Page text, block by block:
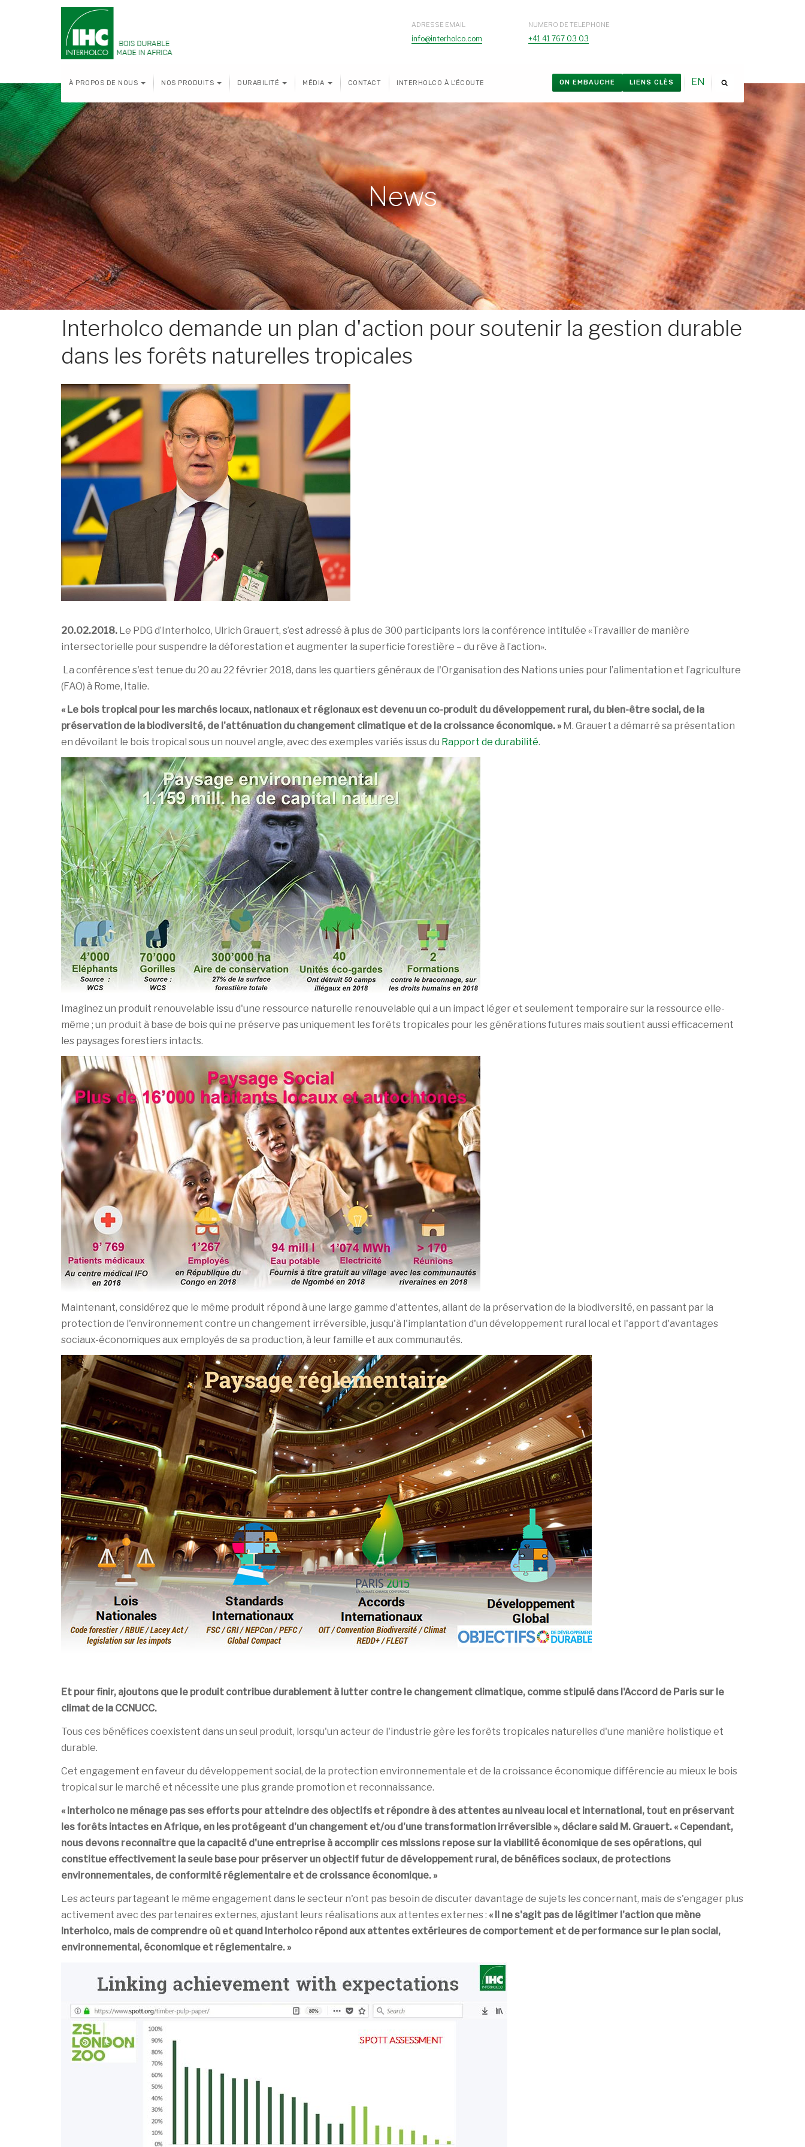
ADRESSE EMAIL
info@interholco.com
NUMERO DE TELEPHONE
+41 41 767 03 03
À PROPOS DE NOUS NOS PRODUITS DURABILITÉ MÉDIA CONTACT INTERHOLCO À L'ÉCOUTE EN
ON EMBAUCHE LIENS CLÈS
News
Interholco demande un plan d'action pour soutenir la gestion durable
dans les forêts naturelles tropicales
20.02.2018. Le PDG d’Interholco, Ulrich Grauert, s’est adressé à plus de 300 participants lors la conférence intitulée «Travailler de manière
intersectorielle pour suspendre la déforestation et augmenter la superficie forestière – du rêve à l’action».
La conférence s'est tenue du 20 au 22 février 2018, dans les quartiers généraux de l'Organisation des Nations unies pour l’alimentation et l’agriculture
(FAO) à Rome, Italie.
« Le bois tropical pour les marchés locaux, nationaux et régionaux est devenu un co-produit du développement rural, du bien-être social, de la
préservation de la biodiversité, de l'atténuation du changement climatique et de la croissance économique. » M. Grauert a démarré sa présentation
en dévoilant le bois tropical sous un nouvel angle, avec des exemples variés issus du Rapport de durabilité.
Imaginez un produit renouvelable issu d'une ressource naturelle renouvelable qui a un impact léger et seulement temporaire sur la ressource elle-
même ; un produit à base de bois qui ne préserve pas uniquement les forêts tropicales pour les générations futures mais soutient aussi efficacement
les paysages forestiers intacts.
Maintenant, considérez que le même produit répond à une large gamme d'attentes, allant de la préservation de la biodiversité, en passant par la
protection de l'environnement contre un changement irréversible, jusqu'à l'implantation d'un développement rural local et l'apport d'avantages
sociaux-économiques aux employés de sa production, à leur famille et aux communautés.
Et pour finir, ajoutons que le produit contribue durablement à lutter contre le changement climatique, comme stipulé dans l'Accord de Paris sur le
climat de la CCNUCC.
Tous ces bénéfices coexistent dans un seul produit, lorsqu'un acteur de l'industrie gère les forêts tropicales naturelles d'une manière holistique et
durable.
Cet engagement en faveur du développement social, de la protection environnementale et de la croissance économique différencie au mieux le bois
tropical sur le marché et nécessite une plus grande promotion et reconnaissance.
« Interholco ne ménage pas ses efforts pour atteindre des objectifs et répondre à des attentes au niveau local et international, tout en préservant
les forêts intactes en Afrique, en les protégeant d'un changement et/ou d'une transformation irréversible », déclare said M. Grauert. « Cependant,
nous devons reconnaître que la capacité d'une entreprise à accomplir ces missions repose sur la viabilité économique de ses opérations, qui
constitue effectivement la seule base pour préserver un objectif futur de développement rural, de bénéfices sociaux, de protections
environnementales, de conformité réglementaire et de croissance économique. »
Les acteurs partageant le même engagement dans le secteur n'ont pas besoin de discuter davantage de sujets les concernant, mais de s'engager plus
activement avec des partenaires externes, ajustant leurs réalisations aux attentes externes : « Il ne s'agit pas de légitimer l'action que mène
Interholco, mais de comprendre où et quand Interholco répond aux attentes extérieures de comportement et de performance sur le plan social,
environnemental, économique et réglementaire. »